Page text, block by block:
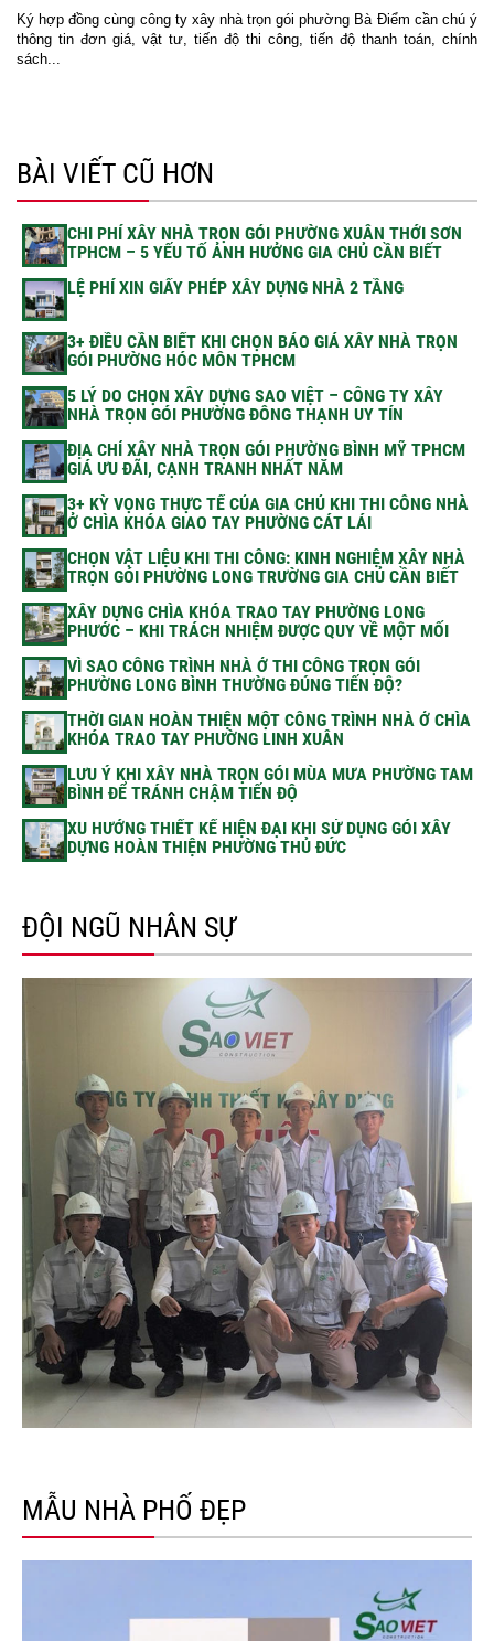
Ký hợp đồng cùng công ty xây nhà trọn gói phường Bà Điểm cần chú ý
thông tin đơn giá, vật tư, tiến độ thi công, tiến độ thanh toán, chính
sách...
BÀI VIẾT CŨ HƠN
CHI PHÍ XÂY NHÀ TRỌN GÓI PHƯỜNG XUÂN THỚI SƠN
TPHCM – 5 YẾU TỐ ẢNH HƯỞNG GIA CHỦ CẦN BIẾT
LỆ PHÍ XIN GIẤY PHÉP XÂY DỰNG NHÀ 2 TẦNG
3+ ĐIỀU CẦN BIẾT KHI CHỌN BÁO GIÁ XÂY NHÀ TRỌN
GÓI PHƯỜNG HÓC MÔN TPHCM
5 LÝ DO CHỌN XÂY DỰNG SAO VIỆT – CÔNG TY XÂY
NHÀ TRỌN GÓI PHƯỜNG ĐÔNG THẠNH UY TÍN
ĐỊA CHỈ XÂY NHÀ TRỌN GÓI PHƯỜNG BÌNH MỸ TPHCM
GIÁ ƯU ĐÃI, CẠNH TRANH NHẤT NĂM
3+ KỲ VỌNG THỰC TẾ CỦA GIA CHỦ KHI THI CÔNG NHÀ
Ở CHÌA KHÓA GIAO TAY PHƯỜNG CÁT LÁI
CHỌN VẬT LIỆU KHI THI CÔNG: KINH NGHIỆM XÂY NHÀ
TRỌN GÓI PHƯỜNG LONG TRƯỜNG GIA CHỦ CẦN BIẾT
XÂY DỰNG CHÌA KHÓA TRAO TAY PHƯỜNG LONG
PHƯỚC – KHI TRÁCH NHIỆM ĐƯỢC QUY VỀ MỘT MỐI
VÌ SAO CÔNG TRÌNH NHÀ Ở THI CÔNG TRỌN GÓI
PHƯỜNG LONG BÌNH THƯỜNG ĐÚNG TIẾN ĐỘ?
THỜI GIAN HOÀN THIỆN MỘT CÔNG TRÌNH NHÀ Ở CHÌA
KHÓA TRAO TAY PHƯỜNG LINH XUÂN
LƯU Ý KHI XÂY NHÀ TRỌN GÓI MÙA MƯA PHƯỜNG TAM
BÌNH ĐỂ TRÁNH CHẬM TIẾN ĐỘ
XU HƯỚNG THIẾT KẾ HIỆN ĐẠI KHI SỬ DỤNG GÓI XÂY
DỰNG HOÀN THIỆN PHƯỜNG THỦ ĐỨC
ĐỘI NGŨ NHÂN SỰ
MẪU NHÀ PHỐ ĐẸP